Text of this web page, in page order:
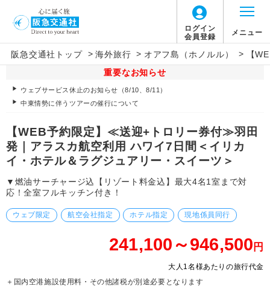
ログイン
会員登録
メニュー
阪急交通社トップ > 海外旅行 > オアフ島（ホノルル） >
【
重要なお知らせ
ウェブサービス休止のお知らせ（8/10、8/11）
中東情勢に伴うツアーの催行について
【WEB予約限定】≪送迎+トロリー券付≫羽田
発｜アラスカ航空利用 ハワイ7日間＜イリカ
イ・ホテル＆ラグジュアリー・スイーツ＞
▼燃油サーチャージ込【リゾート料金込】最大4名1室まで対
応！全室フルキッチン付き！
ウェブ限定 航空会社指定 ホテル指定 現地係員同行
241,100～946,500 円
大人1名様あたりの旅行代金
＋国内空港施設使用料・その他諸税が別途必要となります